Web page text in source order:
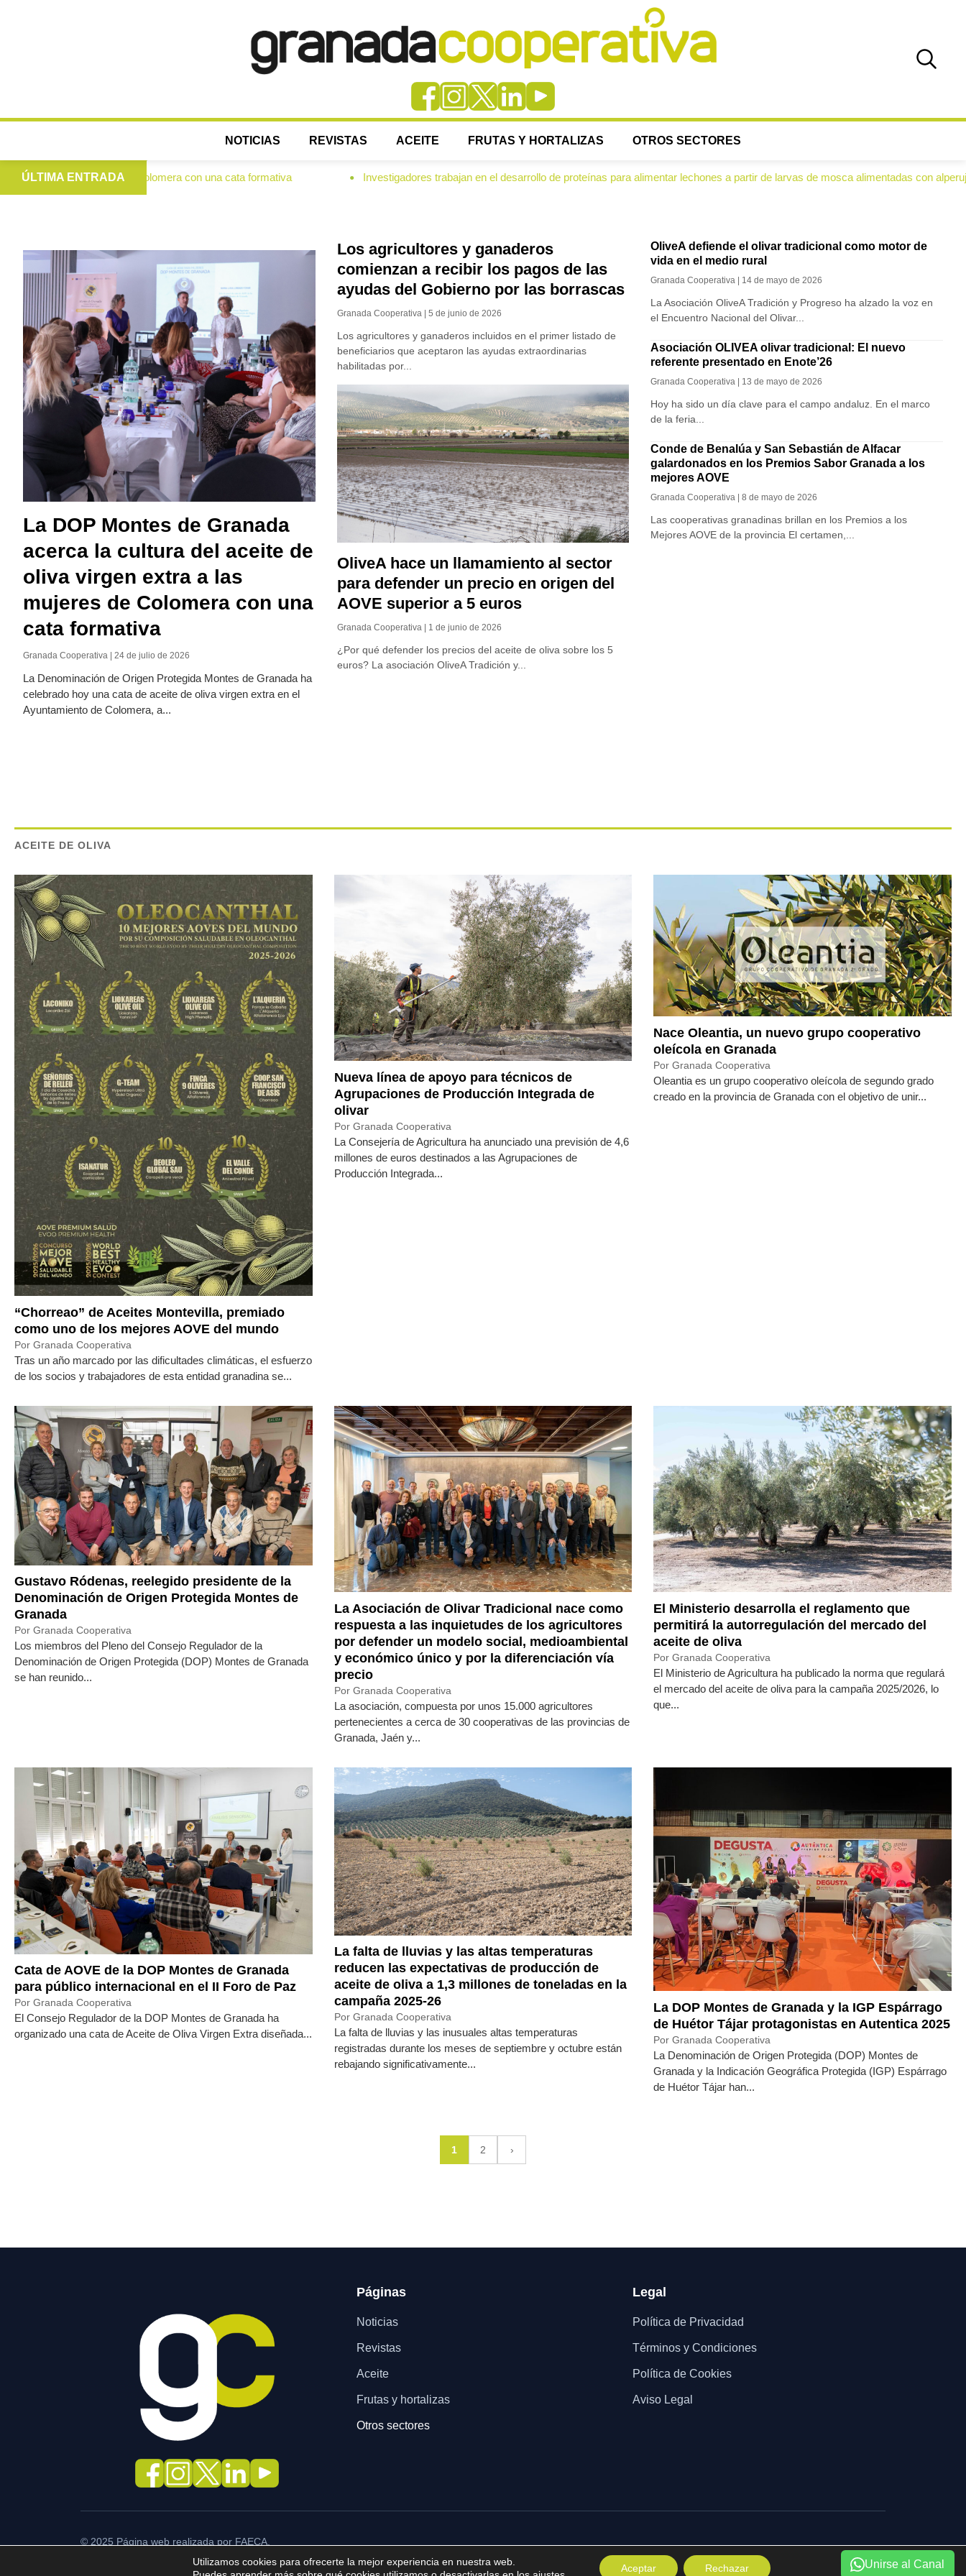
NOTICIAS REVISTAS ACEITE FRUTAS Y HORTALIZAS OTROS SECTORES
ÚLTIMA ENTRADA
de Colomera con una cata formativa ● Investigadores trabajan en el desarrollo de proteínas para alimentar lechones a partir de larvas de mosca alimentadas con alperujo ●
La DOP Montes de Granada
acerca la cultura del aceite de
oliva virgen extra a las
mujeres de Colomera con una
cata formativa
Granada Cooperativa | 24 de julio de 2026
La Denominación de Origen Protegida Montes de Granada ha
celebrado hoy una cata de aceite de oliva virgen extra en el
Ayuntamiento de Colomera, a...
Los agricultores y ganaderos
comienzan a recibir los pagos de las
ayudas del Gobierno por las borrascas
Granada Cooperativa | 5 de junio de 2026
Los agricultores y ganaderos incluidos en el primer listado de
beneficiarios que aceptaron las ayudas extraordinarias
habilitadas por...
OliveA hace un llamamiento al sector
para defender un precio en origen del
AOVE superior a 5 euros
Granada Cooperativa | 1 de junio de 2026
¿Por qué defender los precios del aceite de oliva sobre los 5
euros? La asociación OliveA Tradición y...
OliveA defiende el olivar tradicional como motor de
vida en el medio rural
Granada Cooperativa | 14 de mayo de 2026
La Asociación OliveA Tradición y Progreso ha alzado la voz en
el Encuentro Nacional del Olivar...
Asociación OLIVEA olivar tradicional: El nuevo
referente presentado en Enote’26
Granada Cooperativa | 13 de mayo de 2026
Hoy ha sido un día clave para el campo andaluz. En el marco
de la feria...
Conde de Benalúa y San Sebastián de Alfacar
galardonados en los Premios Sabor Granada a los
mejores AOVE
Granada Cooperativa | 8 de mayo de 2026
Las cooperativas granadinas brillan en los Premios a los
Mejores AOVE de la provincia El certamen,...
ACEITE DE OLIVA
“Chorreao” de Aceites Montevilla, premiado
como uno de los mejores AOVE del mundo
Por Granada Cooperativa
Tras un año marcado por las dificultades climáticas, el esfuerzo
de los socios y trabajadores de esta entidad granadina se...
Nueva línea de apoyo para técnicos de
Agrupaciones de Producción Integrada de
olivar
Por Granada Cooperativa
La Consejería de Agricultura ha anunciado una previsión de 4,6
millones de euros destinados a las Agrupaciones de
Producción Integrada...
Nace Oleantia, un nuevo grupo cooperativo
oleícola en Granada
Por Granada Cooperativa
Oleantia es un grupo cooperativo oleícola de segundo grado
creado en la provincia de Granada con el objetivo de unir...
Gustavo Ródenas, reelegido presidente de la
Denominación de Origen Protegida Montes de
Granada
Por Granada Cooperativa
Los miembros del Pleno del Consejo Regulador de la
Denominación de Origen Protegida (DOP) Montes de Granada
se han reunido...
La Asociación de Olivar Tradicional nace como
respuesta a las inquietudes de los agricultores
por defender un modelo social, medioambiental
y económico único y por la diferenciación vía
precio
Por Granada Cooperativa
La asociación, compuesta por unos 15.000 agricultores
pertenecientes a cerca de 30 cooperativas de las provincias de
Granada, Jaén y...
El Ministerio desarrolla el reglamento que
permitirá la autorregulación del mercado del
aceite de oliva
Por Granada Cooperativa
El Ministerio de Agricultura ha publicado la norma que regulará
el mercado del aceite de oliva para la campaña 2025/2026, lo
que...
Cata de AOVE de la DOP Montes de Granada
para público internacional en el II Foro de Paz
Por Granada Cooperativa
El Consejo Regulador de la DOP Montes de Granada ha
organizado una cata de Aceite de Oliva Virgen Extra diseñada...
La falta de lluvias y las altas temperaturas
reducen las expectativas de producción de
aceite de oliva a 1,3 millones de toneladas en la
campaña 2025-26
Por Granada Cooperativa
La falta de lluvias y las inusuales altas temperaturas
registradas durante los meses de septiembre y octubre están
rebajando significativamente...
La DOP Montes de Granada y la IGP Espárrago
de Huétor Tájar protagonistas en Autentica 2025
Por Granada Cooperativa
La Denominación de Origen Protegida (DOP) Montes de
Granada y la Indicación Geográfica Protegida (IGP) Espárrago
de Huétor Tájar han...
1 2 ›
Páginas
Noticias
Revistas
Aceite
Frutas y hortalizas
Otros sectores
Legal
Política de Privacidad
Términos y Condiciones
Política de Cookies
Aviso Legal
© 2025 Página web realizada por FAECA.
Utilizamos cookies para ofrecerte la mejor experiencia en nuestra web.
Aceptar Rechazar Unirse al Canal